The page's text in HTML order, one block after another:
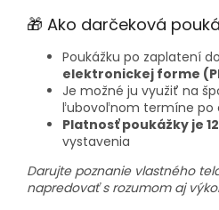
🎁 Ako darčeková
Poukážku po zaplatení
elektronickej forme
Je možné ju využiť na
ľubovoľnom termíne po
Platnosť poukážky je
vystavenia
Darujte poznanie vlastného
napredovať s rozumom aj